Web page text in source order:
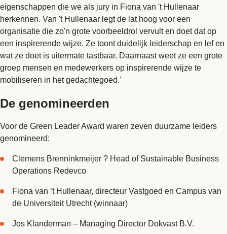
eigenschappen die we als jury in Fiona van 't Hullenaar
herkennen. Van 't Hullenaar legt de lat hoog voor een
organisatie die zo'n grote voorbeeldrol vervult en doet dat op
een inspirerende wijze. Ze toont duidelijk leiderschap en lef en
wat ze doet is uitermate tastbaar. Daarnaast weet ze een grote
groep mensen en medewerkers op inspirerende wijze te
mobiliseren in het gedachtegoed.'
De genomineerden
Voor de Green Leader Award waren zeven duurzame leiders
genomineerd:
Clemens Brenninkmeijer ? Head of Sustainable Business
Operations Redevco
Fiona van ’t Hullenaar, directeur Vastgoed en Campus van
de Universiteit Utrecht (winnaar)
Jos Klanderman – Managing Director Dokvast B.V.